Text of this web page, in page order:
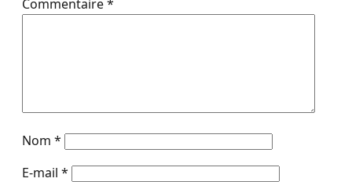
Commentaire*
Nom *
E-mail *